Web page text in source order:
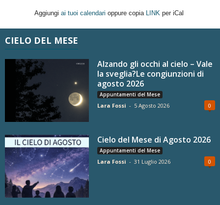
Aggiungi ai tuoi calendari oppure copia LINK per iCal
CIELO DEL MESE
Alzando gli occhi al cielo – Vale
la sveglia?Le congiunzioni di
agosto 2026
Appuntamenti del Mese
Lara Fossi - 5 Agosto 2026 0
Cielo del Mese di Agosto 2026
Appuntamenti del Mese
Lara Fossi - 31 Luglio 2026 0